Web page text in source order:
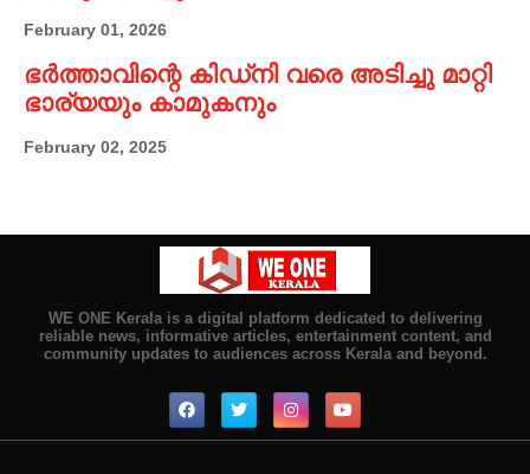
February 01, 2026
ഭർത്താവിന്റെ കിഡ്നി വരെ അടിച്ചു മാറ്റി
ഭാര്യയും കാമുകനും
February 02, 2025
WE ONE Kerala is a digital platform dedicated to delivering
reliable news, informative articles, entertainment content, and
community updates to audiences across Kerala and beyond.